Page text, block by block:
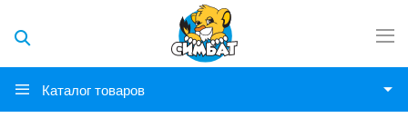
Каталог товаров